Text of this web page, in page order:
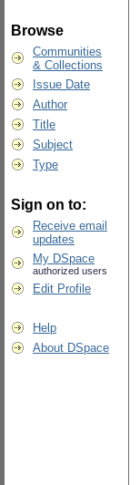
Browse
Communities
& Collections
Issue Date
Author
Title
Subject
Type
Sign on to:
Receive email
updates
My DSpace
authorized users
Edit Profile
Help
About DSpace